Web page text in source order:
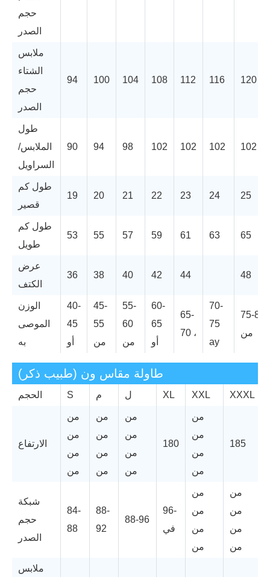
حجم
الصدر
ملابس
الشتاء
حجم
الصدر
94 100 104 108 112 116 120
طول
الملابس/
السراويل
90 94 98 102 102 102 102
طول كم
قصير
19 20 21 22 23 24 25
طول كم
طويل
53 55 57 59 61 63 65
عرض
الكتف
36 38 40 42 44 48
الوزن
الموصى
به
40-
45
أو
45-
55
من
55-
60
من
60-
65
أو
65-
70 ،
70-
75
ay
75-80
من
طاولة مقاس ون (طبيب ذكر)
الحجم S م ل XL XXL XXXL
الارتفاع
من
من
من
من
من
من
من
من
من
من
من
من
180
من
من
من
من
185
شبكة
حجم
الصدر
84-
88
88-
92
88-96
96-
في
من
من
من
من
من
من
من
من
ملابس